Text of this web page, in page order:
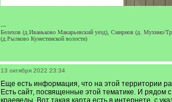
---
Белехов (д.Иваньково Макарьевский уезд), Смирнов (д. Мухино/
(д.Рылково Кунестинской волости)
13 октября 2022 23:34
Еще есть информация, что на этой территории
Есть сайт, посвященные этой тематике. И рядом
краеведы. Вот такая карта есть в интернете, с